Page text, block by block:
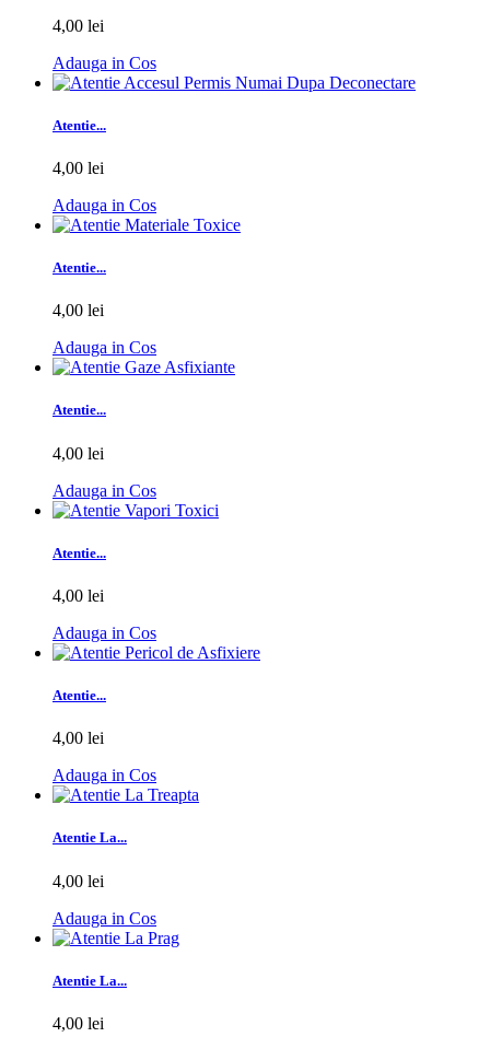
4,00 lei
Adauga in Cos
Atentie...
4,00 lei
Adauga in Cos
Atentie...
4,00 lei
Adauga in Cos
Atentie...
4,00 lei
Adauga in Cos
Atentie...
4,00 lei
Adauga in Cos
Atentie...
4,00 lei
Adauga in Cos
Atentie La...
4,00 lei
Adauga in Cos
Atentie La...
4,00 lei